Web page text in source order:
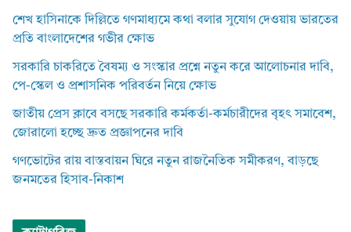
শেখ হাসিনাকে দিল্লিতে গণমাধ্যমে কথা বলার সুযোগ দেওয়ায় ভারতের
প্রতি বাংলাদেশের গভীর ক্ষোভ
সরকারি চাকরিতে বৈষম্য ও সংস্কার প্রশ্নে নতুন করে আলোচনার দাবি,
পে-স্কেল ও প্রশাসনিক পরিবর্তন নিয়ে ক্ষোভ
জাতীয় প্রেস ক্লাবে বসছে সরকারি কর্মকর্তা-কর্মচারীদের বৃহৎ সমাবেশ,
জোরালো হচ্ছে দ্রুত প্রজ্ঞাপনের দাবি
গণভোটের রায় বাস্তবায়ন ঘিরে নতুন রাজনৈতিক সমীকরণ, বাড়ছে
জনমতের হিসাব-নিকাশ